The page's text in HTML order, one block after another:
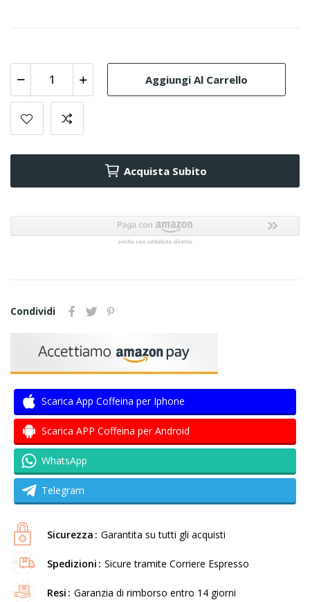
Aggiungi Al Carrello
Acquista Subito
Condividi
Scarica App Coffeina per Iphone
Scarica APP Coffeina per Android
WhatsApp
Telegram
Sicurezza Garantita su tutti gli acquisti
Spedizioni Sicure tramite Corriere Espresso
Resi Garanzia di rimborso entro 14 giorni